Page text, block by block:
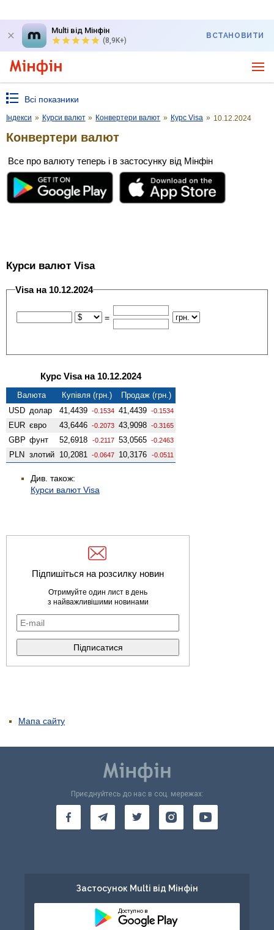
Multi від Мінфін
(8,9K+)
ВСТАНОВИТИ
Всі показники
Індекси » Курси валют » Конвертери валют » Курс Visa » 10.12.2024
Конвертери валют
Все про валюту теперь і в застосунку від Мінфін
Курси валют Visa
Visa на 10.12.2024
=
Курс Visa на 10.12.2024
Валюта Купівля (грн.)
Продаж (грн.)
USD долар 41,4439 -0.1534 41,4439 -0.1534
EUR євро 43,6446 -0.2073 43,9098 -0.3165
GBP фунт 52,6918 -0.2117 53,0565 -0.2463
PLN злотий 10,2081 -0.0647 10,3176 -0.0511
Див. також:
Курси валют Visa
Підпишіться на розсилку новин
Отримуйте один лист в день
з найважливішими новинами
Мапа сайту
Приєднуйтесь до нас в соц. мережах:
Застосунок Multi від Мінфін
Доступно в